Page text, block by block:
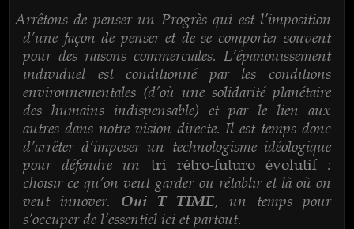
- Arrêtons de penser un Progrès qui est l’imposition
d’une façon de penser et de se comporter souvent
pour des raisons commerciales. L’épanouissement
individuel est conditionné par les conditions
environnementales (d’où une solidarité planétaire
des humains indispensable) et par le lien aux
autres dans notre vision directe. Il est temps donc
d’arrêter d’imposer un technologisme idéologique
pour défendre un tri rétro-futuro évolutif:
choisir ce qu’on veut garder ou rétablir et là où on
veut innover. Oui T TIME, un temps pour
s’occuper de l’essentiel ici et partout.